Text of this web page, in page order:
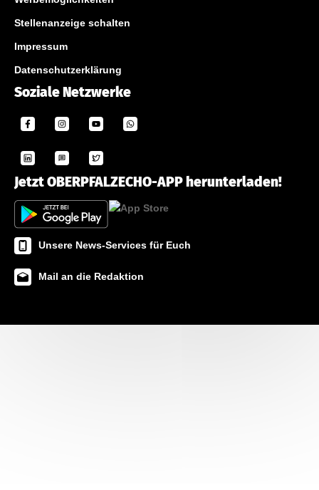
Stellenanzeige schalten
Impressum
Datenschutzerklärung
Soziale Netzwerke
Jetzt OBERPFALZECHO-APP herunterladen!
Unsere News-Services für Euch
Mail an die Redaktion